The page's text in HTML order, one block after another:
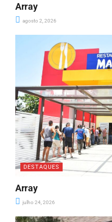
Array
agosto 2, 2026
DESTAQUES
Array
julho 24, 2026